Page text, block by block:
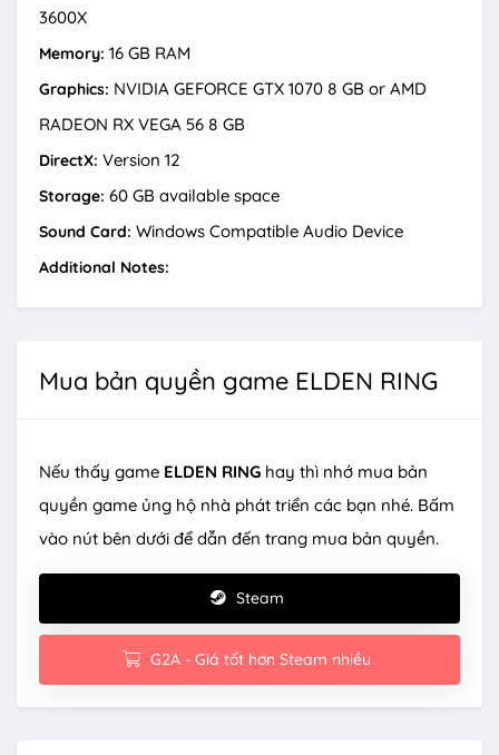
3600X
Memory: 16 GB RAM
Graphics: NVIDIA GEFORCE GTX 1070 8 GB or AMD
RADEON RX VEGA 56 8 GB
DirectX: Version 12
Storage: 60 GB available space
Sound Card: Windows Compatible Audio Device
Additional Notes:
Mua bản quyền game ELDEN RING
Nếu thấy game ELDEN RING hay thì nhớ mua bản
quyền game ủng hộ nhà phát triển các bạn nhé. Bấm
vào nút bên dưới để dẫn đến trang mua bản quyền.
Steam
G2A - Giá tốt hơn Steam nhiều